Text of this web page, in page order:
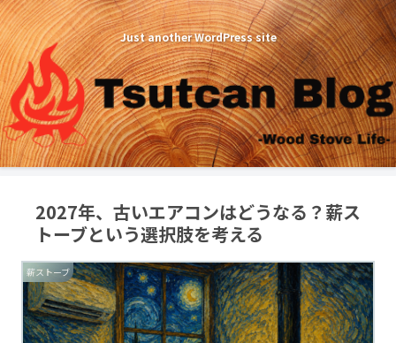
Just another WordPress site
2027年、古いエアコンはどうなる？薪ス
トーブという選択肢を考える
薪ストーブ